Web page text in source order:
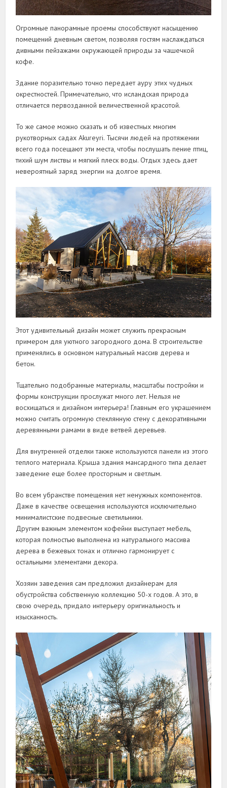
Огромные панорамные проемы способствуют насыщению
помещений дневным светом, позволяя гостям наслаждаться
дивными пейзажами окружающей природы за чашечкой
кофе.
Здание поразительно точно передает ауру этих чудных
окрестностей. Примечательно, что исландская природа
отличается первозданной величественной красотой.
То же самое можно сказать и об известных многим
рукотворных садах Akureyri. Тысячи людей на протяжении
всего года посещают эти места, чтобы послушать пение птиц,
тихий шум листвы и мягкий плеск воды. Отдых здесь дает
невероятный заряд энергии на долгое время.
Этот удивительный дизайн может служить прекрасным
примером для уютного загородного дома. В строительстве
применялись в основном натуральный массив дерева и
бетон.
Тщательно подобранные материалы, масштабы постройки и
формы конструкции прослужат много лет. Нельзя не
восхищаться и дизайном интерьера! Главным его украшением
можно считать огромную стеклянную стену с декоративными
деревянными рамами в виде ветвей деревьев.
Для внутренней отделки также используются панели из этого
теплого материала. Крыша здания мансардного типа делает
заведение еще более просторным и светлым.
Во всем убранстве помещения нет ненужных компонентов.
Даже в качестве освещения используются исключительно
минималистские подвесные светильники.
Другим важным элементом кофейни выступает мебель,
которая полностью выполнена из натурального массива
дерева в бежевых тонах и отлично гармонирует с
остальными элементами декора.
Хозяин заведения сам предложил дизайнерам для
обустройства собственную коллекцию 50-х годов. А это, в
свою очередь, придало интерьеру оригинальность и
изысканность.